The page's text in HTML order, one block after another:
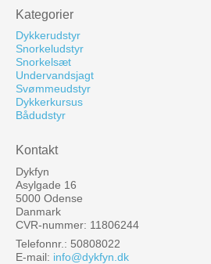
Kategorier
Dykkerudstyr
Snorkeludstyr
Snorkelsæt
Undervandsjagt
Svømmeudstyr
Dykkerkursus
Bådudstyr
Kontakt
Dykfyn
Asylgade 16
5000 Odense
Danmark
CVR-nummer: 11806244
Telefonnr.: 50808022
E-mail: info@dykfyn.dk